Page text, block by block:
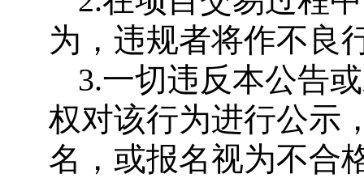
为，违规者将作不良
3.一切违反本公告
权对该行为进行公示
名，或报名视为不合